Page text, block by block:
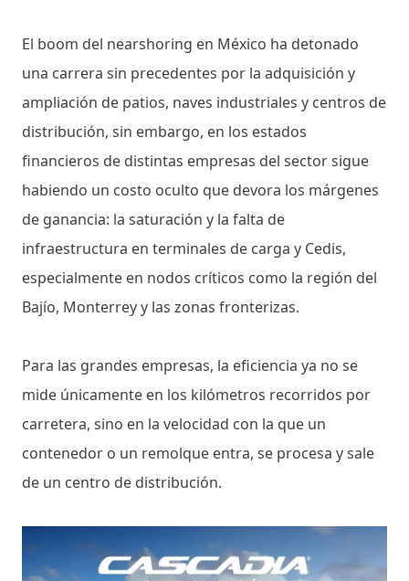
El boom del nearshoring en México ha detonado
una carrera sin precedentes por la adquisición y
ampliación de patios, naves industriales y centros de
distribución, sin embargo, en los estados
financieros de distintas empresas del sector sigue
habiendo un costo oculto que devora los márgenes
de ganancia: la saturación y la falta de
infraestructura en terminales de carga y Cedis,
especialmente en nodos críticos como la región del
Bajío, Monterrey y las zonas fronterizas.
Para las grandes empresas, la eficiencia ya no se
mide únicamente en los kilómetros recorridos por
carretera, sino en la velocidad con la que un
contenedor o un remolque entra, se procesa y sale
de un centro de distribución.